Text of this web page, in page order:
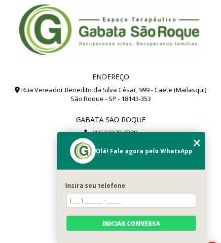
ENDEREÇO
Rua Vereador Benedito da Silva César, 999 - Caete (Mailasqui)
São Roque - SP - 18143-353
GABATA SÃO ROQUE
(11) 97279-8788
(11) 99112-8504
gabata@gabata.com.br
Home
Sobré Nós
Serviços
Contato
Olá! Fale agora pelo WhatsApp
Insira seu telefone
INICIAR CONVERSA